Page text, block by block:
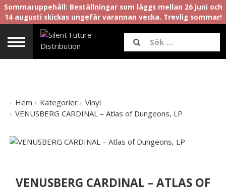
Sommaruppehåll: Beställningar som läggs mellan 26 juni och
14 augusti skickas ungefär varannan vecka. Trevlig sommar!
Hem Kategorier
Vinyl
VENUSBERG CARDINAL – Atlas of Dungeons, LP
VENUSBERG CARDINAL – ATLAS OF